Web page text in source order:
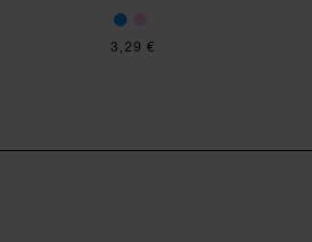
3,29 €